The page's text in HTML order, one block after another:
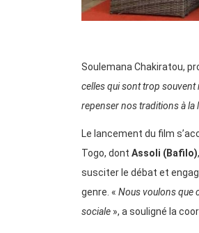
Soulemana Chakiratou,
celles qui sont trop souvent
repenser nos traditions à la
Le lancement du film
Togo, dont Assoli (Bafilo),
susciter le débat et
genre. « Nous voulons que
sociale », a souligné la